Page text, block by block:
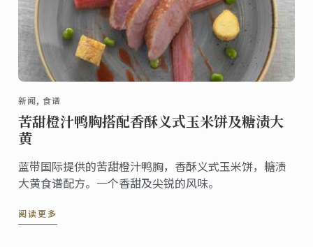
新闻, 食谱
苦甜橙汁鸭胸搭配香酥义式玉米饼及糖渍大
黄
蓝带国际提供的苦甜橙汁鸭胸，香酥义式玉米饼，糖渍
大黄食谱配方。一个香甜及尖锐的风味。
阅读更多